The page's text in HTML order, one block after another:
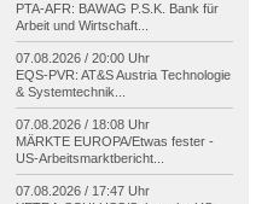
PTA-AFR: BAWAG P.S.K. Bank für
Arbeit und Wirtschaft...
07.08.2026 / 20:00 Uhr
EQS-PVR: AT&S Austria Technologie
& Systemtechnik...
07.08.2026 / 18:08 Uhr
MÄRKTE EUROPA/Etwas fester -
US-Arbeitsmarktbericht...
07.08.2026 / 17:47 Uhr